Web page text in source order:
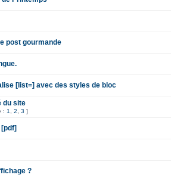
post gourmande
[list=] avec des styles de bloc
du site
: 1 2 3 ]
?